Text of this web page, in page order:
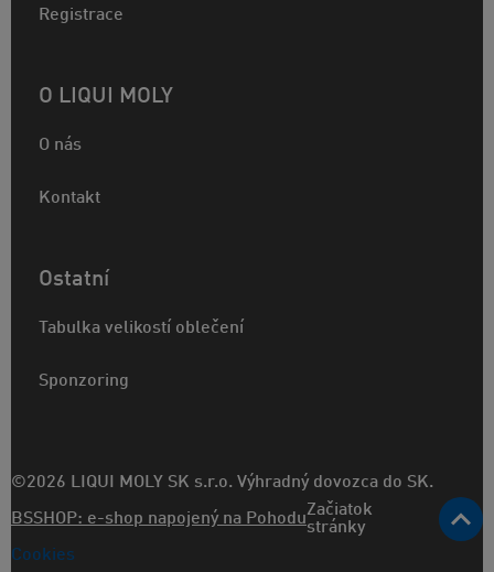
Registrace
O LIQUI MOLY
O nás
Kontakt
Ostatní
Tabulka velikostí oblečení
Sponzoring
©2026 LIQUI MOLY SK s.r.o. Výhradný dovozca do SK.
BSSHOP: e-shop napojený na PohoduZačiatok
stránky
Cookies